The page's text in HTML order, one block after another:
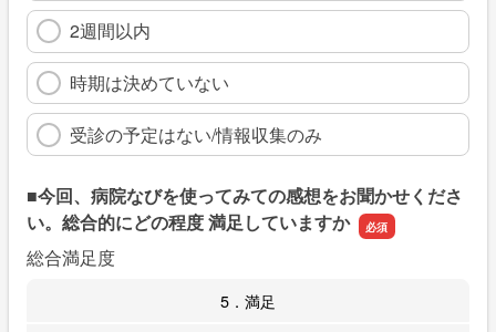
2週間以内
時期は決めていない
受診の予定はない/情報収集のみ
■今回、病院なびを使ってみての感想をお聞かせくださ
い。総合的にどの程度 満足していますか
総合満足度
5．満足